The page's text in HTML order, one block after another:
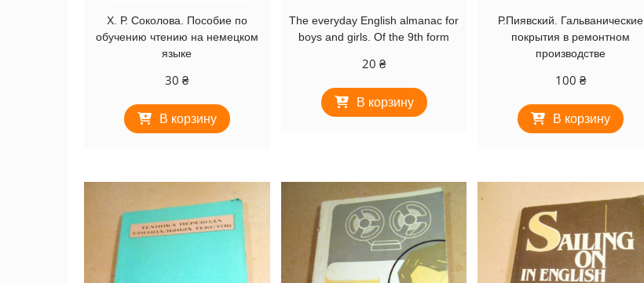
Х. Р. Соколова. Пособие по
обучению чтению на немецком
языке
30₴
В корзину
The everyday English almanac for
boys and girls. Of the 9th form
20 ₴
В корзину
Р.Пиявский. Гальванические
покрытия в ремонтном
производстве
100₴
В корзину